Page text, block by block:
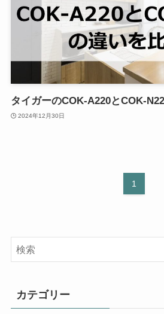
タイガーの‎COK-A220とCOK-
2024年12月30日
1
カテゴリー